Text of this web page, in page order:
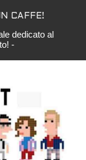
CAFFE!
dedicato al
-